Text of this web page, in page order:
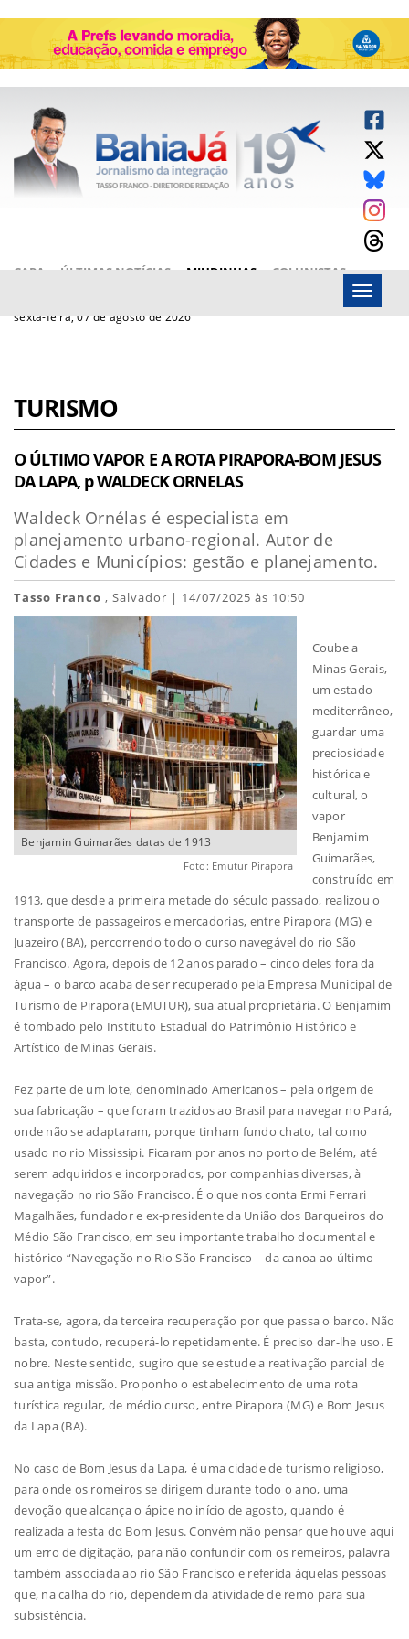
CAPA ÚLTIMAS NOTÍCIAS MIUDINHAS
COLUNISTAS
sexta-feira, 07 de agosto de 2026
Menu
TURISMO
O ÚLTIMO VAPOR E A ROTA PIRAPORA-BOM JESUS
DA LAPA, p WALDECK ORNELAS
Waldeck Ornélas é especialista em
planejamento urbano-regional. Autor de
Cidades e Municípios: gestão e planejamento.
Tasso Franco , Salvador | 14/07/2025 às 10:50
Benjamin Guimarães datas de 1913
Foto: Emutur Pirapora
Coube a
Minas Gerais,
um estado
mediterrâneo,
guardar uma
preciosidade
histórica e
cultural, o
vapor
Benjamim
Guimarães,
construído em
1913, que desde a primeira metade do século passado, realizou o
transporte de passageiros e mercadorias, entre Pirapora (MG) e
Juazeiro (BA), percorrendo todo o curso navegável do rio São
Francisco. Agora, depois de 12 anos parado – cinco deles fora da
água – o barco acaba de ser recuperado pela Empresa Municipal de
Turismo de Pirapora (EMUTUR), sua atual proprietária. O Benjamim
é tombado pelo Instituto Estadual do Patrimônio Histórico e
Artístico de Minas Gerais.
Fez parte de um lote, denominado Americanos – pela origem de
sua fabricação – que foram trazidos ao Brasil para navegar no Pará,
onde não se adaptaram, porque tinham fundo chato, tal como
usado no rio Mississipi. Ficaram por anos no porto de Belém, até
serem adquiridos e incorporados, por companhias diversas, à
navegação no rio São Francisco. É o que nos conta Ermi Ferrari
Magalhães, fundador e ex-presidente da União dos Barqueiros do
Médio São Francisco, em seu importante trabalho documental e
histórico “Navegação no Rio São Francisco – da canoa ao último
vapor”.
Trata-se, agora, da terceira recuperação por que passa o barco. Não
basta, contudo, recuperá-lo repetidamente. É preciso dar-lhe uso. E
nobre. Neste sentido, sugiro que se estude a reativação parcial de
sua antiga missão. Proponho o estabelecimento de uma rota
turística regular, de médio curso, entre Pirapora (MG) e Bom Jesus
da Lapa (BA).
No caso de Bom Jesus da Lapa, é uma cidade de turismo religioso,
para onde os romeiros se dirigem durante todo o ano, uma
devoção que alcança o ápice no início de agosto, quando é
realizada a festa do Bom Jesus. Convém não pensar que houve aqui
um erro de digitação, para não confundir com os remeiros, palavra
também associada ao rio São Francisco e referida àquelas pessoas
que, na calha do rio, dependem da atividade de remo para sua
subsistência.